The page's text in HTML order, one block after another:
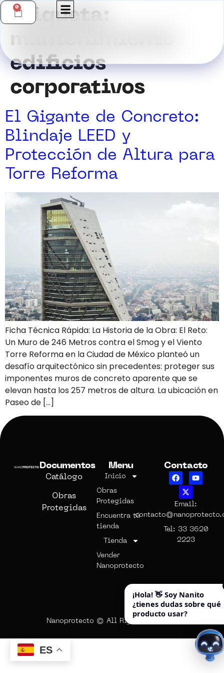
0
Etiqueta:
mantenimiento
edificios
corporativos
El Gigante de Concreto:
Blindaje LEED y
Protección de Altura para
Torre Reforma
Ficha Técnica Rápida: La Historia de la Obra: El Reto:
Un Muro de 246 Metros contra el Smog y el Viento
Torre Reforma en la Ciudad de México planteó un
desafío arquitectónico sin precedentes: proteger sus
imponentes muros de concreto aparente que se
elevan hasta los 257 metros de altura. La ubicación en
Paseo de […]
Documentos
Catálogo
Obras
Protegidas
Menu
Inicio
Obras
Protegidas
Encuentra tú
tienda
Tienda
Vender
Nanoprotecto
Contacto
Email:
Tel: 33 3620
2223
¡Hola! 👋 Soy Nanito
¿tienes dudas sobre qué
producto usar?
Nanoprotecto © All Rights Reserved.
ES